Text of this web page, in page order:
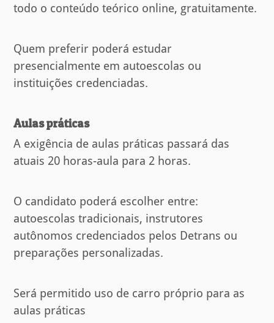
todo o conteúdo teórico online, gratuitamente.
Quem preferir poderá estudar
presencialmente em autoescolas ou
instituições credenciadas.
Aulas práticas
A exigência de aulas práticas passará das
atuais 20 horas-aula para 2 horas.
O candidato poderá escolher entre:
autoescolas tradicionais, instrutores
autônomos credenciados pelos Detrans ou
preparações personalizadas.
Será permitido uso de carro próprio para as
aulas práticas